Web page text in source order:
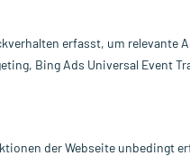
erfasst, um relevante
Bing Ads Universal Event
der Webseite unbedingt